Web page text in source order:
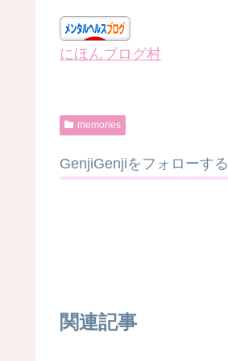
にほんブログ村
memories
GenjiGenjiをフォローする
関連記事